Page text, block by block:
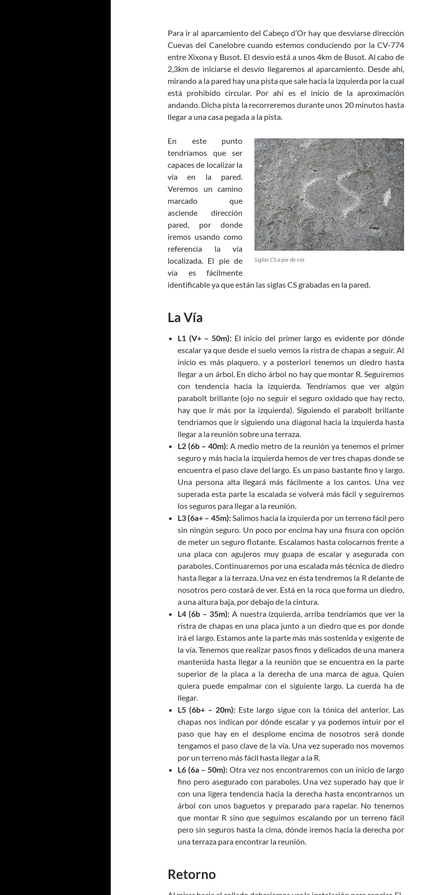
Para ir al aparcamiento del Cabeço d’Or hay que desviarse dirección
Cuevas del Canelobre cuando estemos conduciendo por la CV-774
entre Xixona y Busot. El desvío está a unos 4km de Busot. Al cabo de
2,3km de iniciarse el desvío llegaremos al aparcamiento. Desde ahí,
mirando a la pared hay una pista que sale hacia la izquierda por la cual
está prohibido circular. Por ahí es el inicio de la aproximación
andando. Dicha pista la recorreremos durante unos 20 minutos hasta
llegar a una casa pegada a la pista.
Siglas CS a pie de vía
En este punto
tendríamos que ser
capaces de localizar la
vía en la pared.
Veremos un camino
marcado que
asciende dirección
pared, por donde
iremos usando como
referencia la vía
localizada. El pie de
vía es fácilmente
identificable ya que están las siglas CS grabadas en la pared.
La Vía
L1 (V+ – 50m): El inicio del primer largo es evidente por dónde
escalar ya que desde el suelo vemos la ristra de chapas a seguir. Al
inicio es más plaquero, y a posteriori tenemos un diedro hasta
llegar a un árbol. En dicho árbol no hay que montar R. Seguiremos
con tendencia hacia la izquierda. Tendríamos que ver algún
parabolt brillante (ojo no seguir el seguro oxidado que hay recto,
hay que ir más por la izquierda). Siguiendo el parabolt brillante
tendríamos que ir siguiendo una diagonal hacia la izquierda hasta
llegar a la reunión sobre una terraza.
L2 (6b – 40m): A medio metro de la reunión ya tenemos el primer
seguro y más hacia la izquierda hemos de ver tres chapas donde se
encuentra el paso clave del largo. Es un paso bastante fino y largo.
Una persona alta llegará más fácilmente a los cantos. Una vez
superada esta parte la escalada se volverá más fácil y seguiremos
los seguros para llegar a la reunión.
L3 (6a+ – 45m):Salimos hacia la izquierda por un terreno fácil pero
sin ningún seguro. Un poco por encima hay una fisura con opción
de meter un seguro flotante. Escalamos hasta colocarnos frente a
una placa con agujeros muy guapa de escalar y asegurada con
paraboles. Continuaremos por una escalada más técnica de diedro
hasta llegar a la terraza. Una vez en ésta tendremos la R delante de
nosotros pero costará de ver. Está en la roca que forma un diedro,
a una altura baja, por debajo de la cintura.
L4 (6b – 35m):A nuestra izquierda, arriba tendríamos que ver la
ristra de chapas en una placa junto a un diedro que es por donde
irá el largo. Estamos ante la parte más más sostenida y exigente de
la vía. Tenemos que realizar pasos finos y delicados de una manera
mantenida hasta llegar a la reunión que se encuentra en la parte
superior de la placa a la derecha de una marca de agua. Quien
quiera puede empalmar con el siguiente largo. La cuerda ha de
llegar.
L5 (6b+ – 20m): Este largo sigue con la tónica del anterior. Las
chapas nos indican por dónde escalar y ya podemos intuir por el
paso que hay en el desplome encima de nosotros será donde
tengamos el paso clave de la vía. Una vez superado nos movemos
por un terreno más fácil hasta llegar a la R.
L6 (6a – 50m): Otra vez nos encontraremos con un inicio de largo
fino pero asegurado con paraboles. Una vez superado hay que ir
con una ligera tendencia hacia la derecha hasta encontrarnos un
árbol con unos baguetos y preparado para rapelar. No tenemos
que montar R sino que seguimos escalando por un terreno fácil
pero sin seguros hasta la cima, dónde iremos hacia la derecha por
una terraza para encontrar la reunión.
Retorno